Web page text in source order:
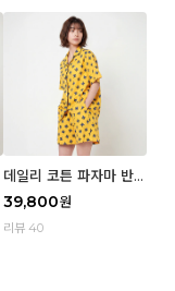
데일리 코튼 파자마 반팔
세트 (우먼) - 01 Miz
39,800원
리뷰 40